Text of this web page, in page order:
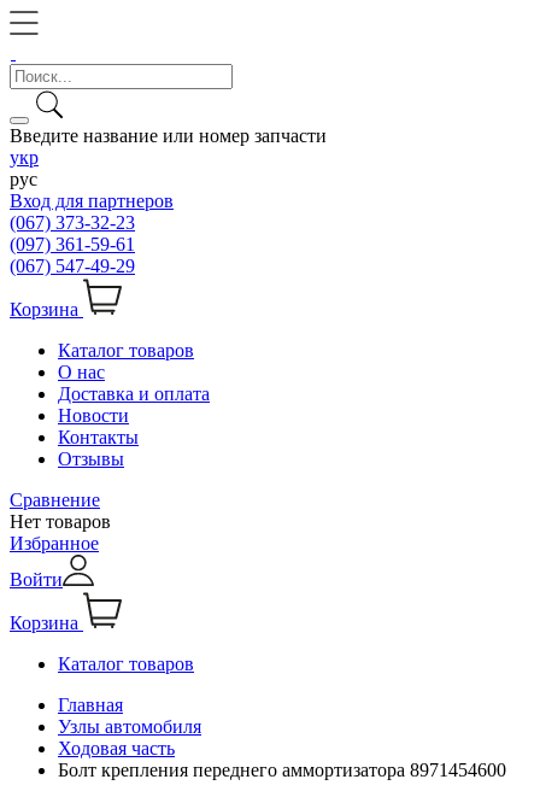
Введите название или номер запчасти
укр
рус
Вход для партнеров
(067) 373-32-23
(097) 361-59-61
(067) 547-49-29
Корзина
Каталог товаров
О нас
Доставка и оплата
Новости
Контакты
Отзывы
Сравнение
Нет товаров
Избранное
Войти
Корзина
Каталог товаров
Главная
Узлы автомобиля
Ходовая часть
Болт крепления переднего аммортизатора 8971454600